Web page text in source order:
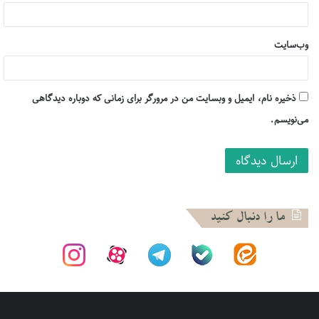
نیستند. کمتر کسی در لبنان به پزشک مراجعه می­کند چون مراجعه
به پزشک یعنی ۲۰۰ دلار خرج!
حزب الله یکسال است که مبارزه با فساد اداری را شروع کرده اما
مشخص است که این سخت ترین مبارزه است. چون در مواجهه با
رژیم صهیونیستی دشمن مشخص است اما در مبارزه با فساد
گاهی همپیمان شما دارای پرونده فساد اقتصادی است.
وی درباره نقش نیروهای خارجی در اعتراضات اخیر گفت: مطالبات
خیلی فرق نمی­کند! الان پیشنهاد و اصرار آمریکا این است که سعد
حریری یک دولت تکنوکرات تشکیل دهد یعنی هیچ حزب سیاسی
لبنانی در کابینه نیرو نداشته باشد و این مقدمه حذف حزب الله از
وب‌سایت
ذخیره نام، ایمیل و وبسایت من در مرورگر برای زمانی که دوباره دیدگاهی
می‌نویسم.
ما را دنبال کنید